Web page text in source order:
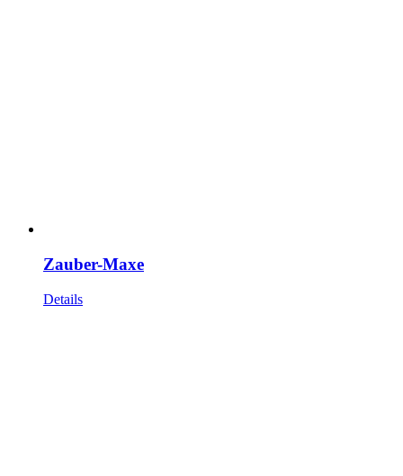
Zauber-Maxe
Details